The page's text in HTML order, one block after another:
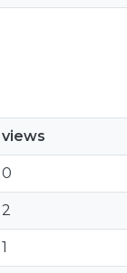
views
0
2
1